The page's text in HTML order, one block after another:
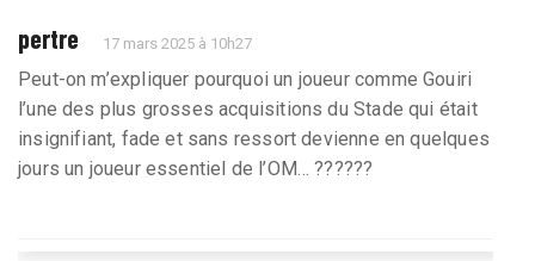
pertre 17 mars 2025 à 10h27
Peut-on m’expliquer pourquoi un joueur comme Gouiri
l’une des plus grosses acquisitions du Stade qui était
insignifiant, fade et sans ressort devienne en quelques
jours un joueur essentiel de l’OM… ??????